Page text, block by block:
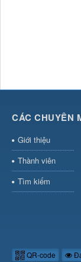
CÁC CHUYÊN
Giới thiệu
Thành viên
Tìm kiếm
QR-code